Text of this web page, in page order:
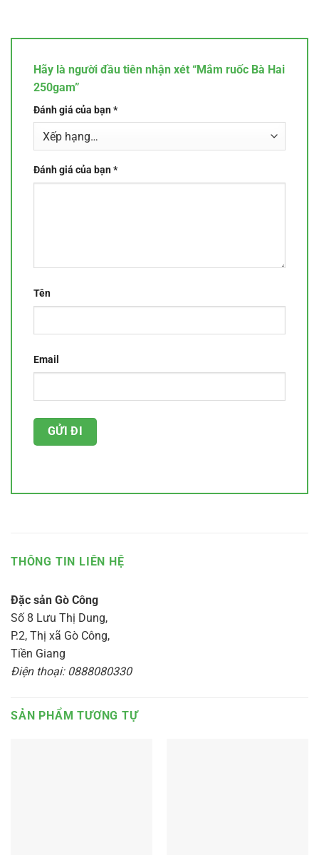
Hãy là người đầu tiên nhận xét “Mắm ruốc Bà Hai
250gam”
Đánh giá của bạn*
Đánh giá của bạn*
Tên
Email
THÔNG TIN LIÊN HỆ
Đặc sản Gò Công
Số 8 Lưu Thị Dung,
P.2, Thị xã Gò Công,
Tiền Giang
Điện thoại: 0888080330
SẢN PHẨM TƯƠNG TỰ